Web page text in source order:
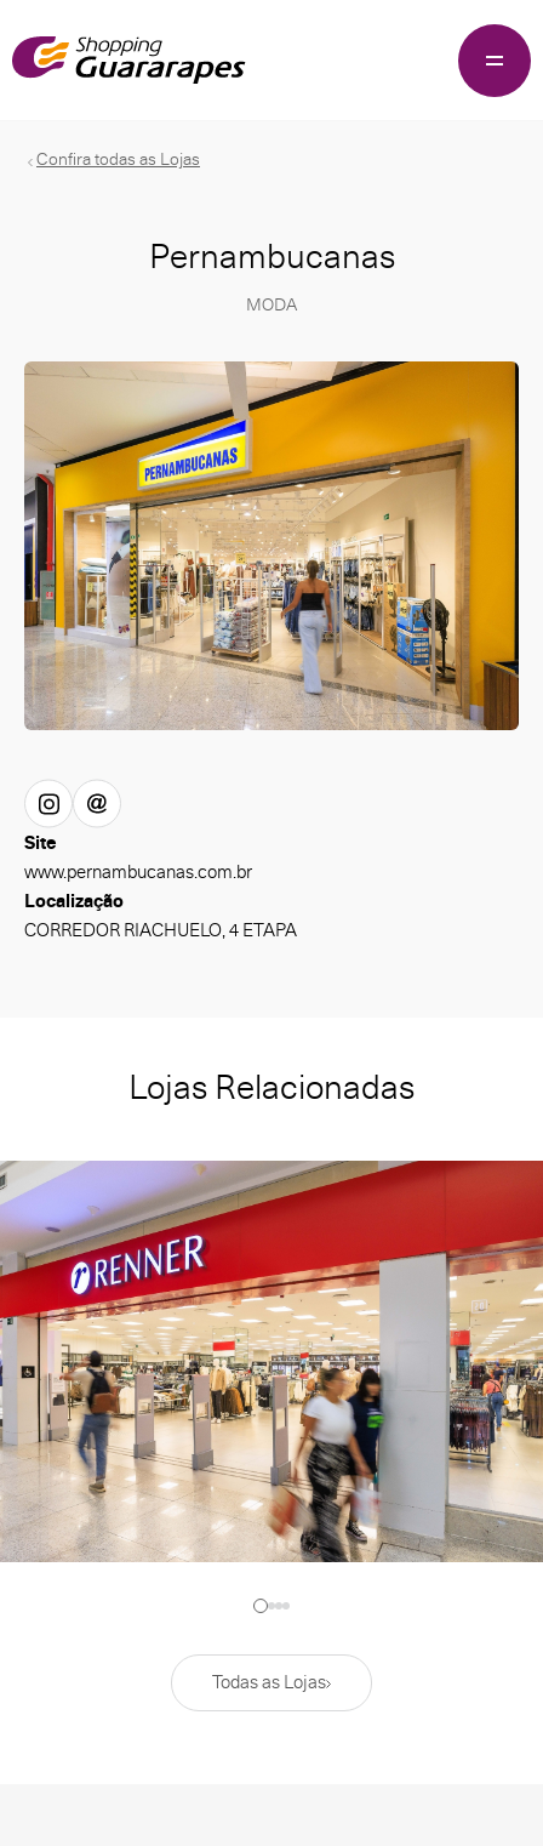
Confira todas as Lojas
Pernambucanas
MODA
Site
www.pernambucanas.com.br
Localização
CORREDOR RIACHUELO, 4 ETAPA
Lojas Relacionadas
Todas as Lojas